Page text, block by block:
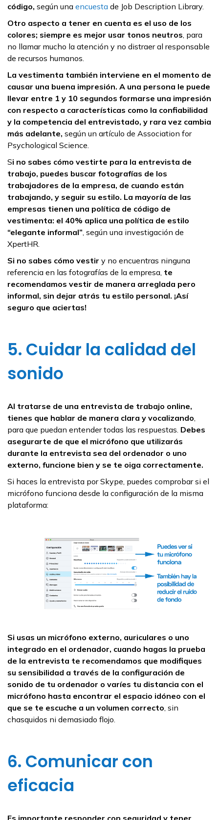
código, según una encuesta de Job Description Library.
Otro aspecto a tener en cuenta es el uso de los
colores; siempre es mejor usar tonos neutros , para
no llamar mucho la atención y no distraer al responsable
de recursos humanos.
La vestimenta también interviene en el momento de
causar una buena impresión. A una persona le puede
llevar entre 1 y 10 segundos formarse una impresión
con respecto a características como la confiabilidad
y la competencia del entrevistado, y rara vez cambia
más adelante, según un artículo de Association for
Psychological Science.
Si no sabes cómo vestirte para la entrevista de
trabajo, puedes buscar fotografías de los
trabajadores de la empresa, de cuando están
trabajando, y seguir su estilo. La mayoría de las
empresas tienen una política de código de
vestimenta: el 40% aplica una política de estilo
“elegante informal” , según una investigación de
XpertHR.
Si no sabes cómo vestir y no encuentras ninguna
referencia en las fotografías de la empresa, te
recomendamos vestir de manera arreglada pero
informal, sin dejar atrás tu estilo personal. ¡Así
seguro que aciertas!
5. Cuidar la calidad del
sonido
Al tratarse de una entrevista de trabajo online,
tienes que hablar de manera clara y vocalizando
para que puedan entender todas las respuestas. Debes
asegurarte de que el micrófono que utilizarás
durante la entrevista sea del ordenador o uno
externo, funcione bien y se te oiga correctamente.
Si haces la entrevista por Skype, puedes comprobar si el
micrófono funciona desde la configuración de la misma
plataforma:
Si usas un micrófono externo, auriculares o uno
integrado en el ordenador, cuando hagas la prueba
de la entrevista te recomendamos que modifiques
su sensibilidad a través de la configuración de
sonido de tu ordenador o varíes tu distancia con el
micrófono hasta encontrar el espacio idóneo con el
que se te escuche a un volumen correcto, sin
chasquidos ni demasiado flojo.
6. Comunicar con
eficacia